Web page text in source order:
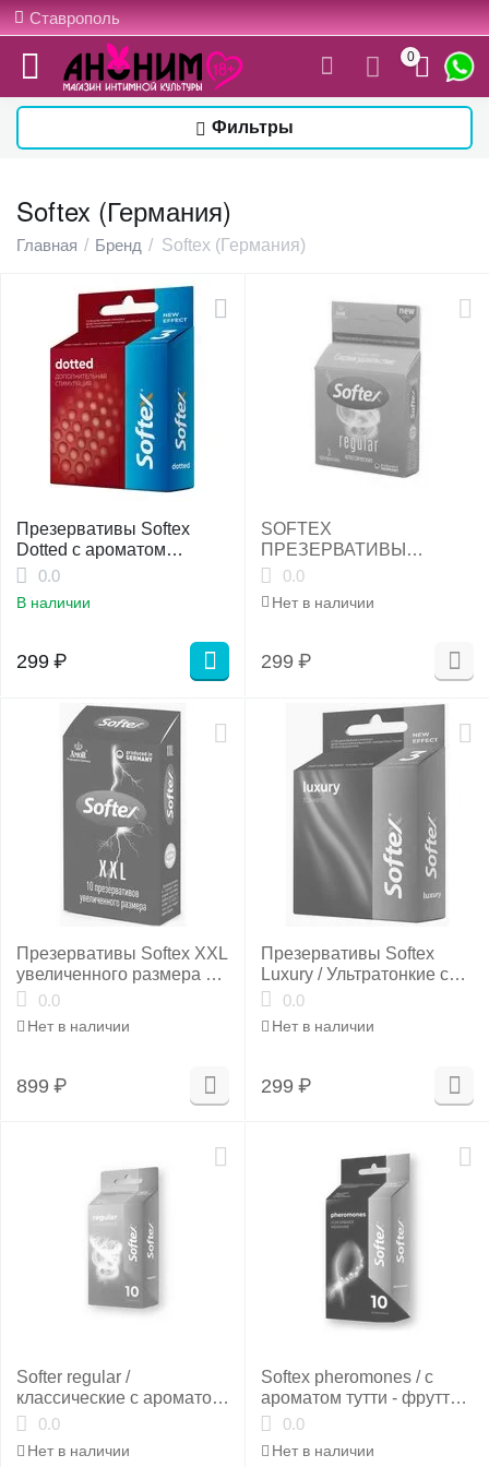
Ставрополь
0
Фильтры
Softex (Германия)
Главная / Бренд / Softex (Германия)
Презервативы Softex
Dotted с ароматом
лимона
0.0
В наличии
299 ₽
SOFTEX
ПРЕЗЕРВАТИВЫ
КЛАССИЧЕСКИЕ
0.0
Нет в наличии
299 ₽
Презервативы Softex XXL
увеличенного размера с
ароматом колы 10шт
0.0
Нет в наличии
899 ₽
Презервативы Softex
Luxury / Ультратонкие с
ароматом черники 3шт
0.0
Нет в наличии
299 ₽
Softer regular /
классические с ароматом
апельсина 10шт
0.0
Нет в наличии
Softex pheromones / с
ароматом тутти - фрутти
10шт
0.0
Нет в наличии